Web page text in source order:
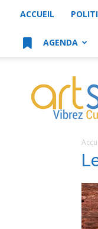
ACCUEIL
AGENDA
artsixMic